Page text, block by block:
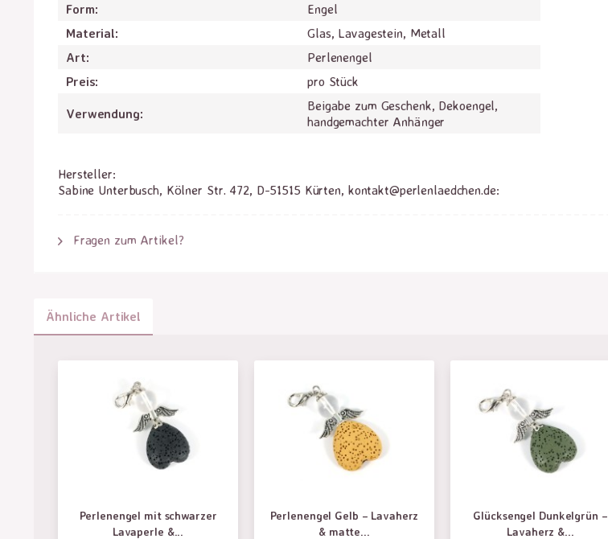
Form:
Engel
Material:
Glas, Lavagestein, Metall
Art:
Perlenengel
Preis:
pro Stück
Verwendung:
Beigabe zum Geschenk, Dekoengel,
handgemachter Anhänger
Hersteller:
Sabine Unterbusch, Kölner Str. 472, D-51515 Kürten, kontakt@perlenlaedchen.de:
Fragen zum Artikel?
Ähnliche Artikel
Perlenengel mit schwarzer
Lavaperle &...
Perlenengel Gelb – Lavaherz
& matte...
Glücksengel Dunkelgrün –
Lavaherz &...